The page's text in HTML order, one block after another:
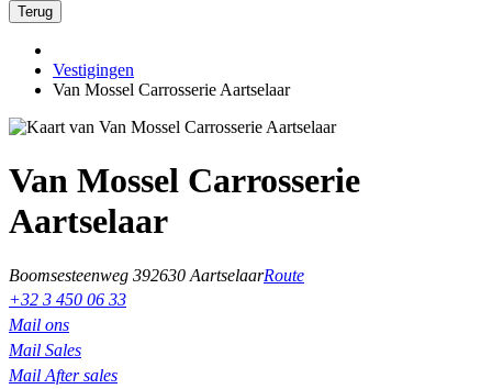
Terug
Vestigingen
Van Mossel Carrosserie Aartselaar
Van Mossel Carrosserie
Aartselaar
Boomsesteenweg 392630 AartselaarRoute
+32 3 450 06 33
Mail ons
Mail Sales
Mail After sales